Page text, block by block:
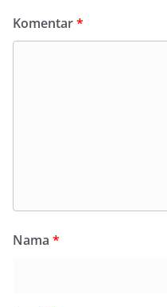
Komentar*
Nama *